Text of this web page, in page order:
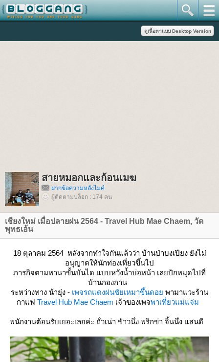
สายหมอกและก้อนเมฆ
ฝากข้อความหลังไมค์
ผู้ติดตามบล็อก : 174 คน
เชียงใหม่ เมื่อปลายฝน 2564 - Travel Hub Mae Chaem, วัด
พุทธเอ้น
18 ตุลาคม 2564 หลังจากทำใจกันแล้วว่า บ้านป่าบงเปียง ยังไม่
อนุญาตให้นักท่องเที่ยวขึ้นไป
ภารกิจตามหานาขั้นบันได แบบหวังน้ำบ่อหน้า เลยปักหมุดไปที่
บ้านกองกาน
ระหว่างทาง น้ายุ่ง - เพจรถแดงฝนชัยเหมาขึ้นดอ พามาแวะร้าน
กาแฟ Travel Hub Mae Chaem เจ้าของเพจพาเที่ยวแม่แจ่ม
พนักงานต้อนรับเยอะเลยค่ะ ถั่วเน่า ข้าวนึ่ง พริกข่า จิ้นนึ่ง แสนดี